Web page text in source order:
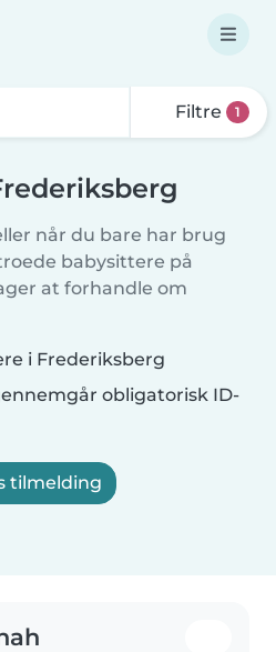
Filtre 1
når du bare har brug
babysittere på
at forhandle om
i Frederiksberg
obligatorisk ID-
tilmelding